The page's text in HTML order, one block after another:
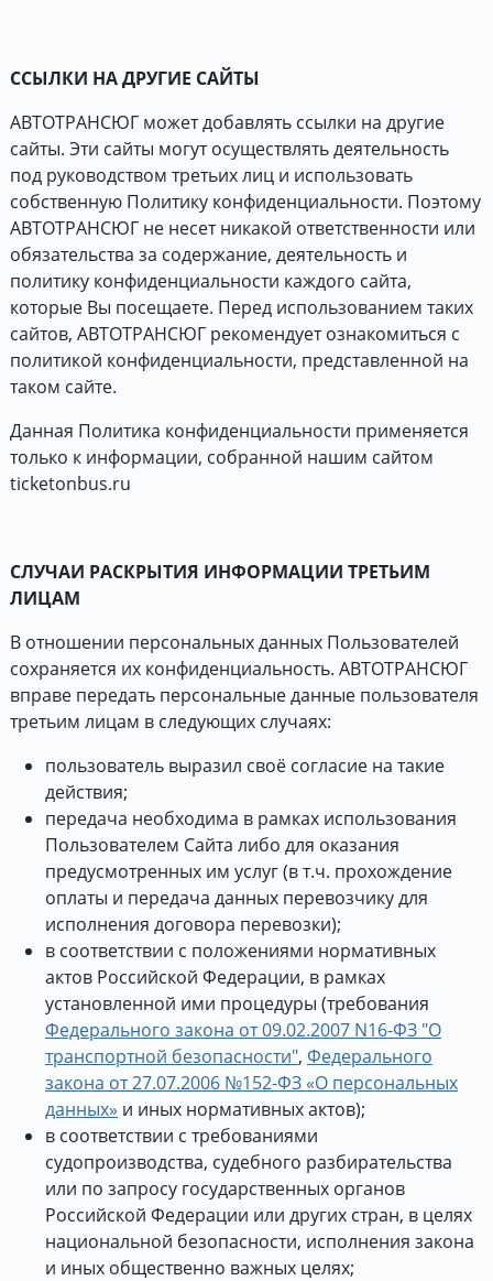
ССЫЛКИ НА ДРУГИЕ САЙТЫ
АВТОТРАНСЮГ может добавлять ссылки на другие
сайты. Эти сайты могут осуществлять деятельность
под руководством третьих лиц и использовать
собственную Политику конфиденциальности. Поэтому
АВТОТРАНСЮГ не несет никакой ответственности или
обязательства за содержание, деятельность и
политику конфиденциальности каждого сайта,
которые Вы посещаете. Перед использованием таких
сайтов, АВТОТРАНСЮГ рекомендует ознакомиться с
политикой конфиденциальности, представленной на
таком сайте.
Данная Политика конфиденциальности применяется
только к информации, собранной нашим сайтом
ticketonbus.ru
СЛУЧАИ РАСКРЫТИЯ ИНФОРМАЦИИ ТРЕТЬИМ
ЛИЦАМ
В отношении персональных данных Пользователей
сохраняется их конфиденциальность. АВТОТРАНСЮГ
вправе передать персональные данные пользователя
третьим лицам в следующих случаях:
пользователь выразил своё согласие на такие
действия;
передача необходима в рамках использования
Пользователем Сайта либо для оказания
предусмотренных им услуг (в т.ч. прохождение
оплаты и передача данных перевозчику для
исполнения договора перевозки);
в соответствии с положениями нормативных
актов Российской Федерации, в рамках
установленной ими процедуры (требования
Федерального закона от 09.02.2007 N16-ФЗ "О
транспортной безопасности", Федерального
закона от 27.07.2006 №152-ФЗ «О персональных
данных» и иных нормативных актов);
в соответствии с требованиями
судопроизводства, судебного разбирательства
или по запросу государственных органов
Российской Федерации или других стран, в целях
национальной безопасности, исполнения закона
и иных общественно важных целях;